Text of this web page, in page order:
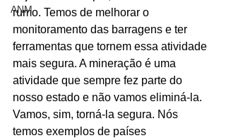
ANM
rumo. Temos de melhorar o
monitoramento das barragens e ter
ferramentas que tornem essa atividade
mais segura. A mineração é uma
atividade que sempre fez parte do
nosso estado e não vamos eliminá-la.
Vamos, sim, torná-la segura. Nós
temos exemplos de países